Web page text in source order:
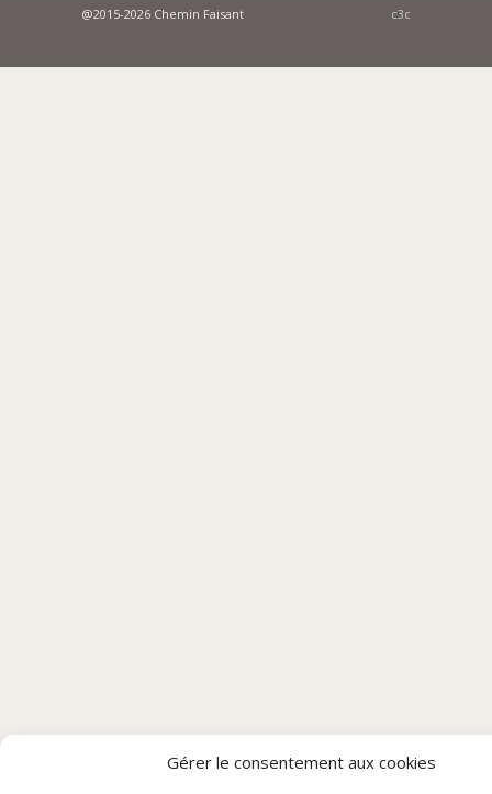
Gérer le consentement aux cookies
@2015-2026 Chemin Faisant c3c